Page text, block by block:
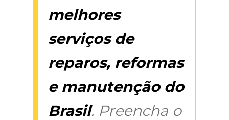
melhores
serviços de
reparos, reformas
e manutenção do
Brasil. Preencha o